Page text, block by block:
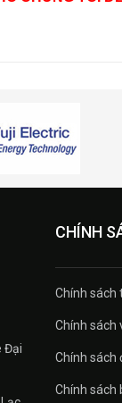
Đại
CHÍNH
Chính sách
Chính sách
Chính sách
Chính sách